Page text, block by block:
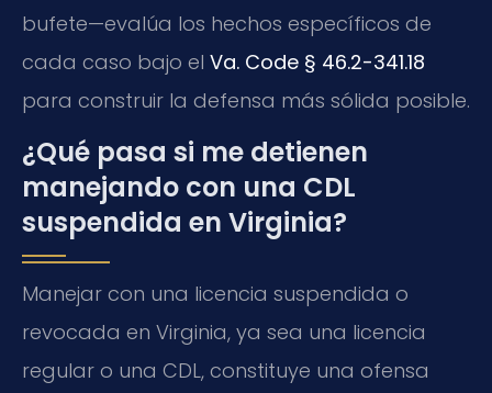
bufete—evalúa los hechos específicos de
cada caso bajo el Va. Code § 46.2-341.18
para construir la defensa más sólida posible.
¿Qué pasa si me detienen
manejando con una CDL
suspendida en Virginia?
Manejar con una licencia suspendida o
revocada en Virginia, ya sea una licencia
regular o una CDL, constituye una ofensa